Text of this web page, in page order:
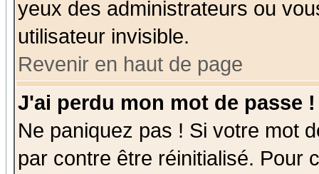
yeux des administrateurs ou
utilisateur invisible.
Revenir en haut de page
J'ai perdu mon mot de passe !
Ne paniquez pas ! Si votre mot
par contre être réinitialisé. Pour